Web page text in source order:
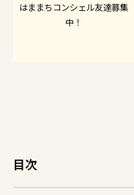
はままちコンシェル友達募集
中！
目次